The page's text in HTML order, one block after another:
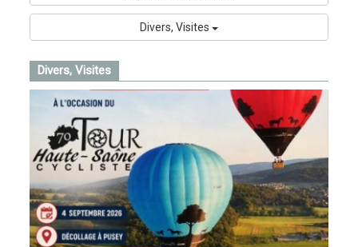
Divers, Visites
Divers, Visites